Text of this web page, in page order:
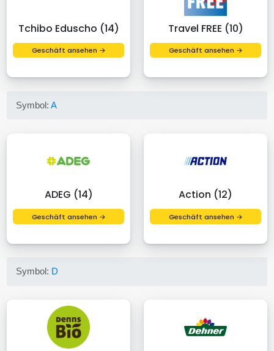
Tchibo Eduscho (14)
Geschäft ansehen →
Travel FREE (10)
Geschäft ansehen →
Symbol:A
ADEG (14)
Geschäft ansehen →
Action (12)
Geschäft ansehen →
Symbol: D